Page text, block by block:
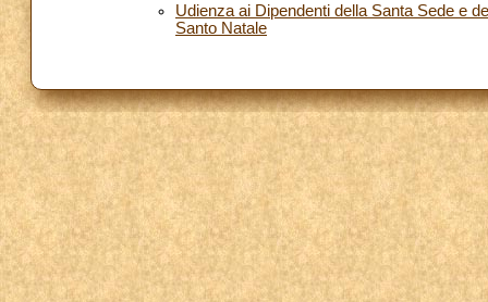
Udienza ai Dipendenti della Santa Sede e
Santo Natale